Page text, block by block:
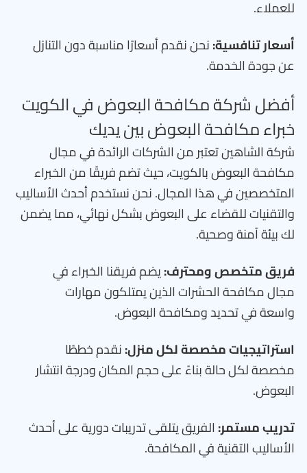
للعملاء.
أسعار تنافسية:نحن نقدم أسعارًا مناسبة دون التنازل
عن جودة الخدمة.
أفضل شركة مكافحة البعوض في الكويت
خبراء مكافحة البعوض بين يديك
شركة الشاهين تعتبر من الشركات الرائدة في مجال
مكافحة البعوض بالكويت، حيث تضم فريقًا من الخبراء
المتخصصين في هذا المجال. نحن نستخدم أحدث الأساليب
والتقنيات للقضاء على البعوض بشكل نهائي، مما يضمن
لك بيئة آمنة وصحية.
فريق متخصص ومحترف:يضم فريقنا الخبراء في
مجال مكافحة الحشرات الذين يمتلكون مهارات
واسعة في تحديد ومكافحة البعوض.
استراتيجيات مخصصة لكل منزل:نقدم خططًا
مخصصة لكل حالة بناءً على حجم المكان ودرجة انتشار
البعوض.
تدريب مستمر: الفريق يتلقى تدريبات دورية على أحدث
الأساليب التقنية في المكافحة.